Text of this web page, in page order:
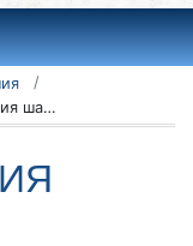
Шкаф управления шахтным вентилятором 3-0.37